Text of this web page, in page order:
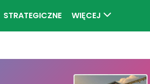
STRATEGICZNE WIĘCEJ